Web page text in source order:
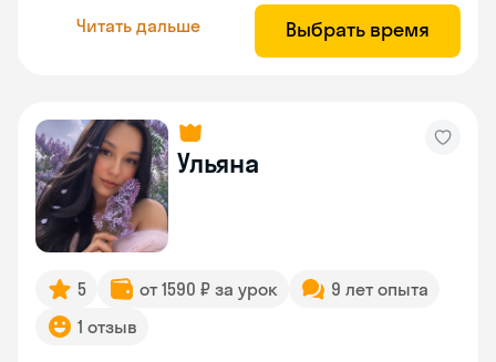
Читать дальше Выбрать время
Ульяна
5 от 1590 ₽ за урок
9 лет опыта
1 отзыв